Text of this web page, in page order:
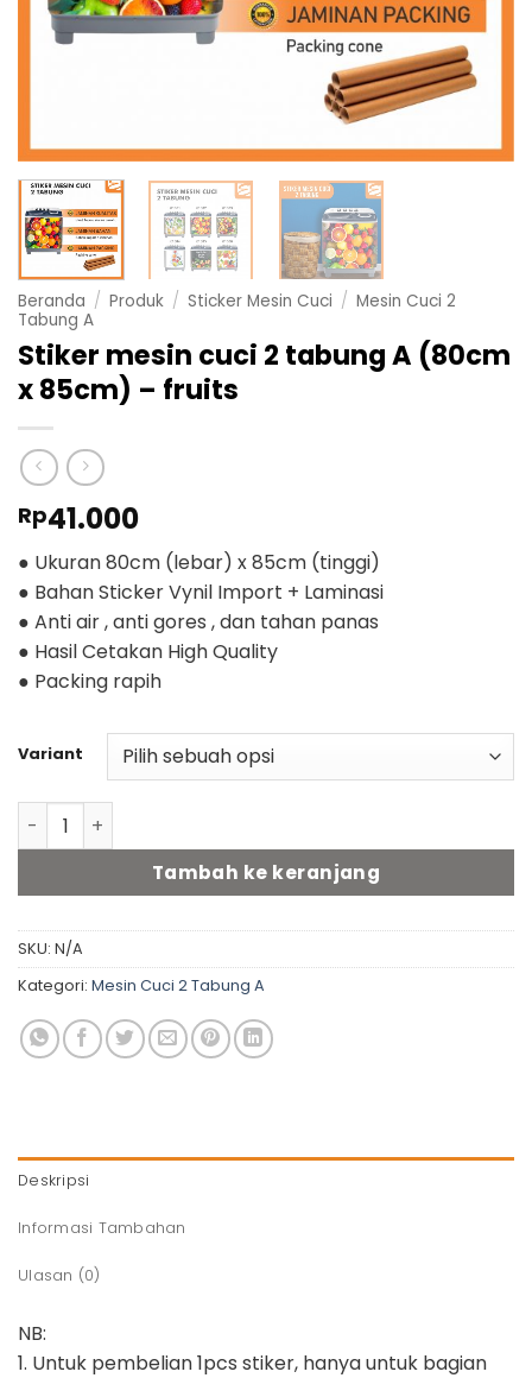
Beranda / Produk / Sticker Mesin Cuci / Mesin Cuci 2
Tabung A
Stiker mesin cuci 2 tabung A (80cm
x 85cm) – fruits
Rp41.000
● Ukuran 80cm (lebar) x 85cm (tinggi)
● Bahan Sticker Vynil Import + Laminasi
● Anti air , anti gores , dan tahan panas
● Hasil Cetakan High Quality
● Packing rapih
Variant
Kuantitas Stiker mesin cuci 2 tabung A (80cm x 85cm) -
Tambah ke keranjang
SKU: N/A
Kategori: Mesin Cuci 2 Tabung A
Deskripsi
Informasi Tambahan
Ulasan (0)
NB:
1. Untuk pembelian 1pcs stiker, hanya untuk bagian